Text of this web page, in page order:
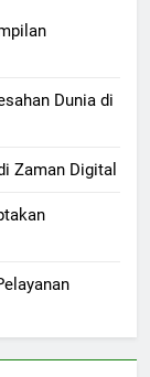
Dunia di
Zaman Digital